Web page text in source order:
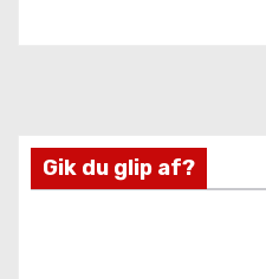
Gik du glip af?